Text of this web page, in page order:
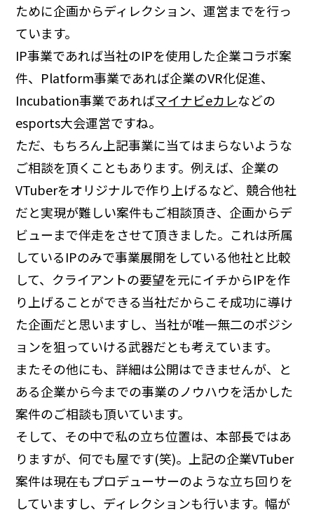
ために企画からディレクション、運営までを行っ
ています。
IP事業であれば当社のIPを使用した企業コラボ案
件、Platform事業であれば企業のVR化促進、
Incubation事業であればマイナビeカレなどの
esports大会運営ですね。
ただ、もちろん上記事業に当てはまらないような
ご相談を頂くこともあります。例えば、企業の
VTuberをオリジナルで作り上げるなど、競合他社
だと実現が難しい案件もご相談頂き、企画からデ
ビューまで伴走をさせて頂きました。これは所属
しているIPのみで事業展開をしている他社と比較
して、クライアントの要望を元にイチからIPを作
り上げることができる当社だからこそ成功に導け
た企画だと思いますし、当社が唯一無二のポジシ
ョンを狙っていける武器だとも考えています。
またその他にも、詳細は公開はできませんが、と
ある企業から今までの事業のノウハウを活かした
案件のご相談も頂いています。
そして、その中で私の立ち位置は、本部長ではあ
りますが、何でも屋です(笑)。上記の企業VTuber
案件は現在もプロデューサーのような立ち回りを
していますし、ディレクションも行います。幅が